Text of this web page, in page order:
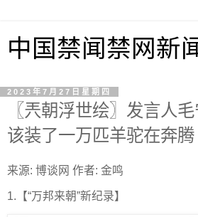
中国禁闻禁网新
2023年7月27日星期四
〖兲朝浮世绘〗发言人
该装了一万匹羊驼在奔腾
来源: 博谈网 作者: 金鸣
1.【“万邦来朝”新纪录】